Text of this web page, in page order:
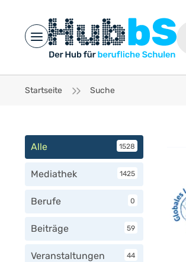
Open main menu
Startseite Suche
Alle 1528
Mediathek 1425
Berufe 0
Beiträge 59
Veranstaltungen 44